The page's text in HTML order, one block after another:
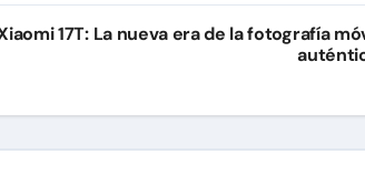
17T: La nueva era de la fotografía